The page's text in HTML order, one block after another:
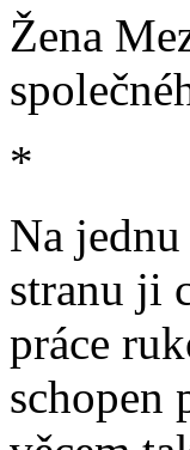
Žena
*
Na
stranu ji
práce
schopen